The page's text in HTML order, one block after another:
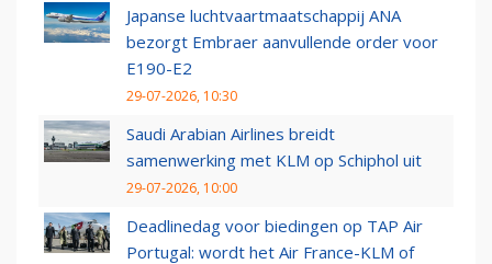
Japanse luchtvaartmaatschappij ANA
bezorgt Embraer aanvullende order voor
E190-E2
29-07-2026, 10:30
Saudi Arabian Airlines breidt
samenwerking met KLM op Schiphol uit
29-07-2026, 10:00
Deadlinedag voor biedingen op TAP Air
Portugal: wordt het Air France-KLM of